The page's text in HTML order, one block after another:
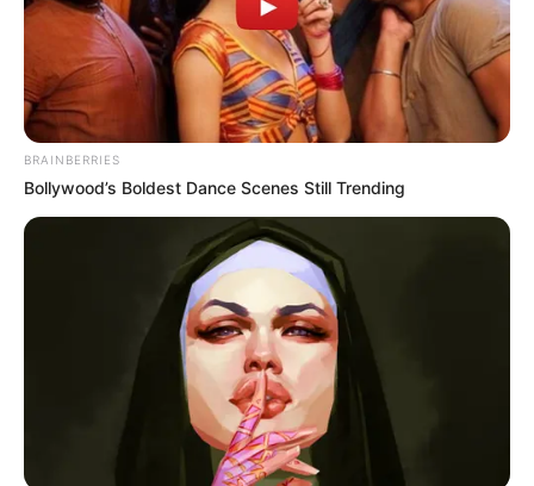
(foto: instagram/gladyslazarus90)
Body Goals, 10 Pesona Yacintha Clarissa Model
BRAINBERRIES
Bollywood’s Boldest Dance Scenes Still Trending